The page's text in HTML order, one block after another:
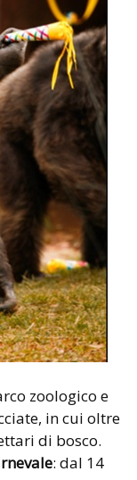
zoologico e
in cui oltre
di bosco.
: dal 14